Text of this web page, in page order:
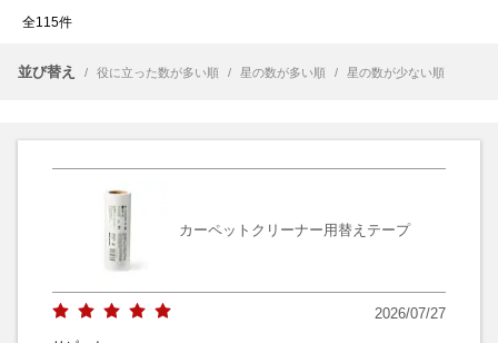
全115件
並び替え / 役に立った数が多い順 / 星の数が多い順 / 星の数が少ない順
カーペットクリーナー用替えテープ
2026/07/27